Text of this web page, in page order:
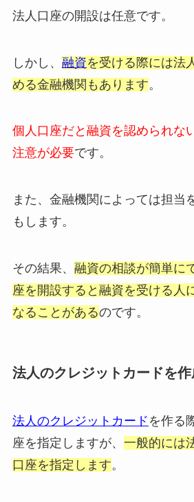
法人口座の開設は任意です。
しかし、 融資を受ける際には法
める金融機関もあります。
個人口座だと融資を認められな
注意が必要です。
また、金融機関によっては担当
もします。
その結果、 融資の相談が簡単に
座を開設すると融資を受ける人
なることがあるのです。
法人のクレジットカードを作
法人のクレジットカード を作る
座を指定しますが、 一般的には
口座を指定します。